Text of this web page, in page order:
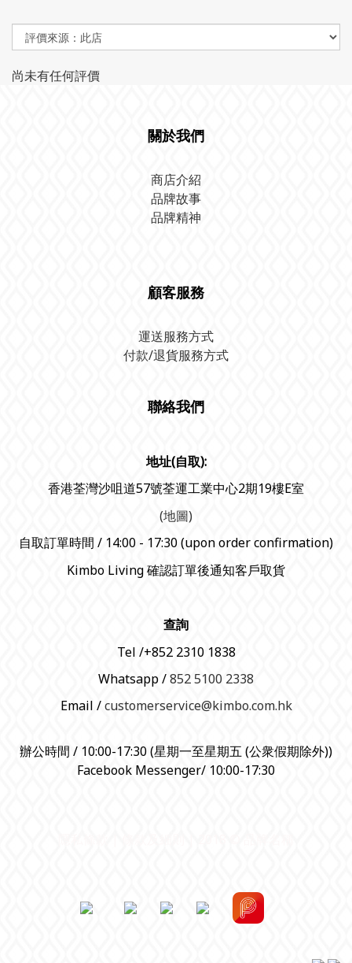
尚未有任何評價
關於我們
商店介紹
品牌故事
品牌精神
顧客服務
運送服務方式
付款/退貨服務方式
聯絡我們
地址(自取):
香港荃灣沙咀道57號荃運工業中心2期19樓E室
(地圖)
自取訂單時間 / 14:00 - 17:30 (upon order confirmation)
Kimbo Living 確認訂單後通知客戶取貨
查詢
Tel /+852 2310 1838
Whatsapp /852 5100 2338
Email /customerservice@kimbo.com.hk
辦公時間 / 10:00-17:30 (星期一至星期五 (公衆假期除外))
Facebook Messenger/ 10:00-17:30